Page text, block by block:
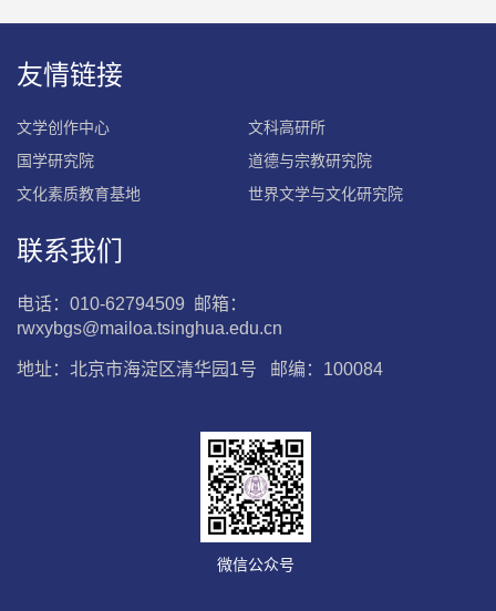
友情链接
文学创作中心
文科高研所
国学研究院
道德与宗教研究院
文化素质教育基地
世界文学与文化研究院
联系我们
电话：010-62794509 邮箱：
rwxybgs@mailoa.tsinghua.edu.cn
地址：北京市海淀区清华园1号 邮编：100084
微信公众号